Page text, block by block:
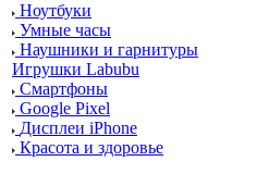
Ноутбуки
Умные часы
Наушники и гарнитуры
Игрушки Labubu
Смартфоны
Google Pixel
Дисплеи iPhone
Красота и здоровье